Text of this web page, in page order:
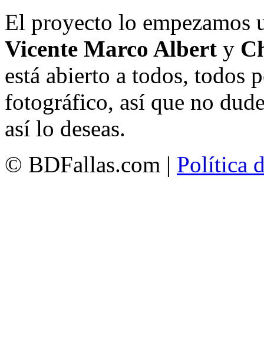
El proyecto lo empezamos
Vicente Marco Albert y
está abierto a todos, todos
fotográfico, así que no
así lo deseas.
© BDFallas.com | Política